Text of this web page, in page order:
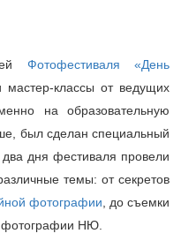
Фотофестиваля «День
классы от ведущих
на образовательную
был сделан специальный
два дня фестиваля провели
темы: от секретов
фотографии , до съемки
фотографии НЮ.